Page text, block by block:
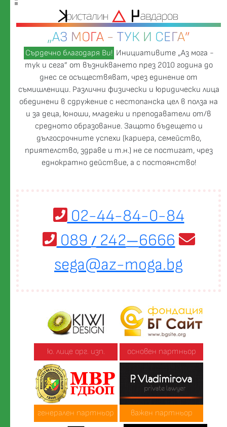
„АЗ МОГА - ТУК И СЕГА”
Сърдечно благодаря Ви! Инициативите „Аз мога -
тук и сега” от възникването през 2010 година до
днес се осъществяват, чрез единение от
съмишленици. Различни физически и юридически лица
обединени в сдружение с нестопанска цел в полза на
и за деца, юноши, младежи и преподаватели от/в
средното образование. Защото бъдещето и
дългосрочните успехи (кариера, семейство,
приятелство, здраве и т.н.) не се постигат, чрез
еднократно действие, а с постоянство!
02-44-84-0-84
089 /242—6666
sega@az-moga.bg
ю. лице орг. изп. основен партньор
генерален партньор важен партньор